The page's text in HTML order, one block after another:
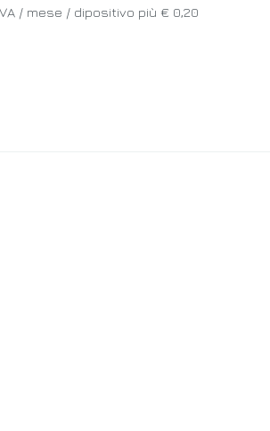
/ mese / dipositivo più € 0,20